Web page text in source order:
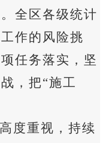
全区各级统计
作的风险挑
任务落实，坚
，把“施工
度重视，持续